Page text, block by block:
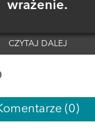
wrażenie.
CZYTAJ DALEJ
(0)